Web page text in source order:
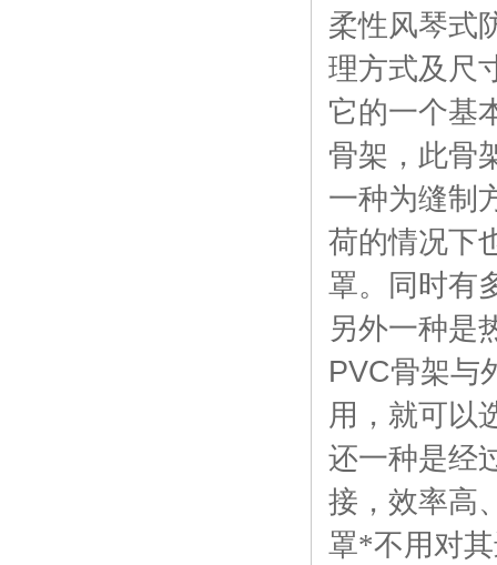
柔性风琴式
理方式及尺
它的一个基
骨架，此骨
一种为缝制
荷的情况下
罩。同时有
另外一种是
PVC骨架与
用，就可以
还一种是经
接，效率高
罩*不用对